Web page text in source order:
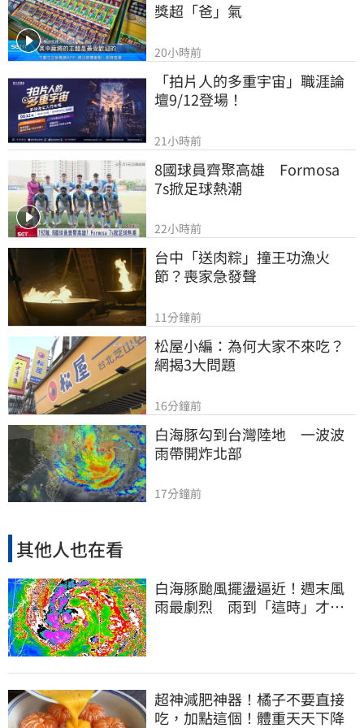
獎超「爸」氣
20小時前
「拍片人的多重宇宙」職涯論
壇9/12登場！
21小時前
8國球員齊聚高雄　Formosa
7s掀足球熱潮
22小時前
台中「送肉粽」撞王功漁火
節？喪家急發聲
11分鐘前
松屋小編：為何大家不來吃？
網揭3大問題
16分鐘前
白海豚勾到台灣陸地　一波波
雨帶開炸北部
17分鐘前
其他人也在看
白海豚颱風擺盪逼近！週末風
雨最劇烈 雨到「這時」才趨
超神減肥神器！橘子不要直接
吃，加點這個！體重天天下降